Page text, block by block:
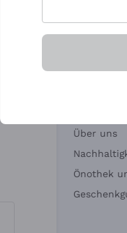
in Deutschland
Über uns
Önothek